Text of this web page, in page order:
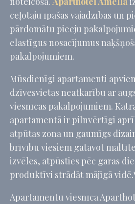
ceļotāju īpašās vajadzības un
pārdomātu pieeju
elastīgus nosacījumus
pakalpojumiem.
Mūsdienīgi apartamenti
dzīvesvietas neatkarību ar
viesnīcas pakalpojumiem.
apartamentā ir pilnvērtīgi
atpūtas zona un gaumīgs
brīvību viesiem gatavot
izvēles, atpūsties pēc garas
produktīvi strādāt mājīgā
Apartamentu viesnīca